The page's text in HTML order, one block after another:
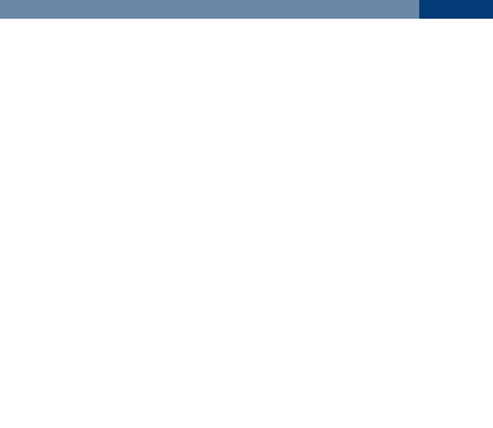
veranderd. Voor woningbouwprojecten is het daarom belangrijk